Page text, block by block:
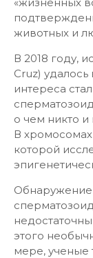
животных и
В 2018 году,
Cruz)
интереса
о чем никто и
В
которой
Обнаружение
этого
мере, ученые